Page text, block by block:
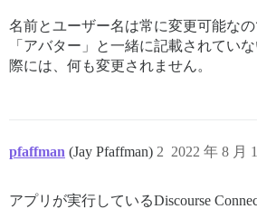
名前とユーザー名は常に変更可能な
「アバター」と一緒に記載されてい
際には、何も変更されません。
pfaffman (Jay Pfaffman) 2022 年 8 月
2
アプリが実行しているDiscourse